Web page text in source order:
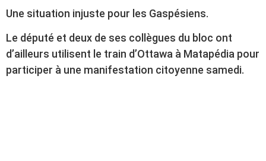
Une situation injuste pour les Gaspésiens.
Le député et deux de ses collègues du bloc ont
d’ailleurs utilisent le train d’Ottawa à Matapédia pour
participer à une manifestation citoyenne samedi.